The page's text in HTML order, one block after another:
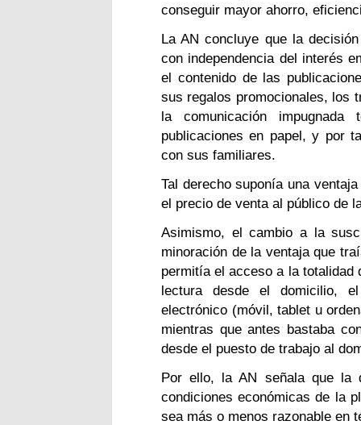
conseguir mayor ahorro,
La AN concluye que la
con independencia del interés
el contenido de las
sus regalos promocionales, los
la comunicación
publicaciones en papel, y por
con sus familiares.
Tal derecho suponía una
el precio de venta al público de
Asimismo, el cambio a la
minoración de la ventaja que
permitía el acceso a la totalidad
lectura desde el domicilio,
electrónico (móvil, tablet u
mientras que antes bastaba
desde el puesto de trabajo al
Por ello, la AN señala que la
condiciones económicas de la
sea más o menos razonable en